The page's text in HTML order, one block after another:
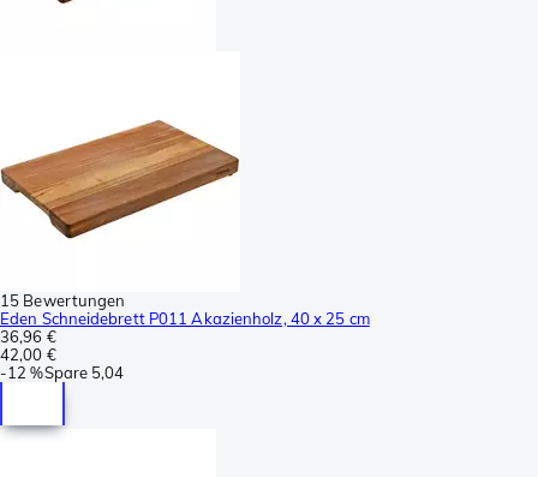
15 Bewertungen
Eden Schneidebrett P011 Akazienholz, 40 x 25 cm
36,96 €
42,00 €
-12 %Spare 5,04